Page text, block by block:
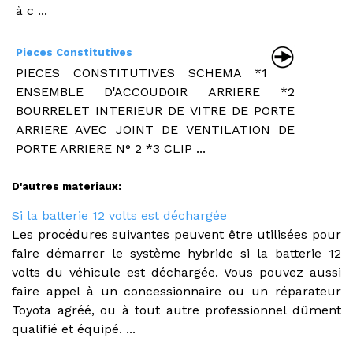
à c ...
Pieces Constitutives
PIECES CONSTITUTIVES SCHEMA *1
ENSEMBLE D'ACCOUDOIR ARRIERE *2
BOURRELET INTERIEUR DE VITRE DE PORTE
ARRIERE AVEC JOINT DE VENTILATION DE
PORTE ARRIERE N° 2 *3 CLIP ...
D'autres materiaux:
Si la batterie 12 volts est déchargée
Les procédures suivantes peuvent être utilisées pour
faire démarrer le système hybride si la batterie 12
volts du véhicule est déchargée. Vous pouvez aussi
faire appel à un concessionnaire ou un réparateur
Toyota agréé, ou à tout autre professionnel dûment
qualifié et équipé. ...